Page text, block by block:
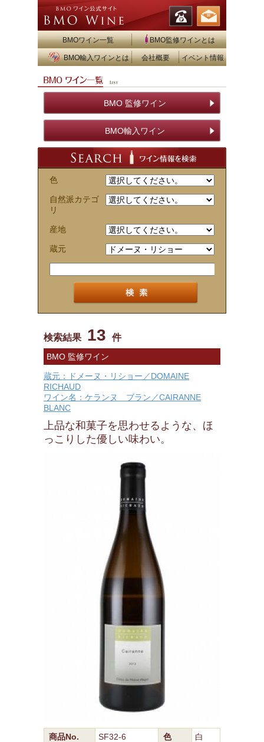
BMOワイン一覧 BMO監修ワインとは
BMO輸入ワインとは 会社概要 イベント情報
BMO 監修ワイン
BMO輸入ワイン
色
自然派カテゴ
リ
産地
蔵元
検索結果 13 件
BMO 監修ワイン
蔵元：ドメーヌ・リショー／DOMAINE
RICHAUD
ワイン名：ケランヌ ブラン／CAIRANNE
BLANC
上品な和菓子を思わせるような、ほ
っこりした優しい味わい。
商品No. SF32-6 色
白